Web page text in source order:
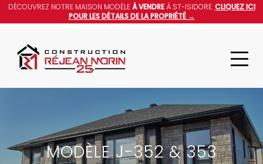
DÉCOUVREZ NOTRE MAISON MODÈLEÀ VENDREÀ ST-ISIDORE.CLIQUEZ ICI
POUR LES DÉTAILS DE LA PROPRIÉTÉ →
MODÈLE J-352 & 353